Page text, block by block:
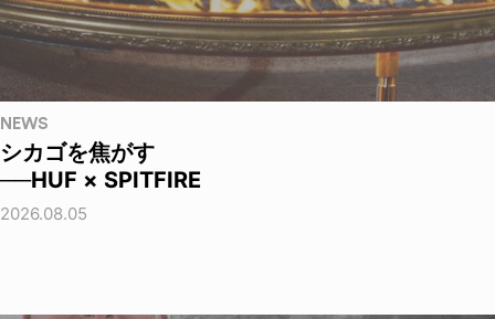
NEWS
シカゴを焦がす
──HUF × SPITFIRE
2026.08.05